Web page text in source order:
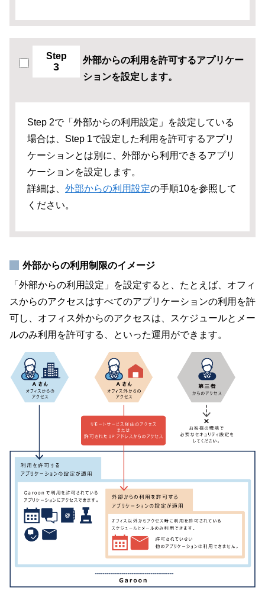
Step
3
外部からの利用を許可するアプリケー
ションを設定します。
Step 2で「外部からの利用設定」を設定している
場合は、Step 1で設定した利用を許可するアプリ
ケーションとは別に、外部から利用できるアプリ
ケーションを設定します。
詳細は、 外部からの利用設定の手順10を参照して
ください。
外部からの利用制限のイメージ
「外部からの利用設定」を設定すると、たとえば、オフィ
スからのアクセスはすべてのアプリケーションの利用を許
可し、オフィス外からのアクセスは、スケジュールとメー
ルのみ利用を許可する、といった運用ができます。